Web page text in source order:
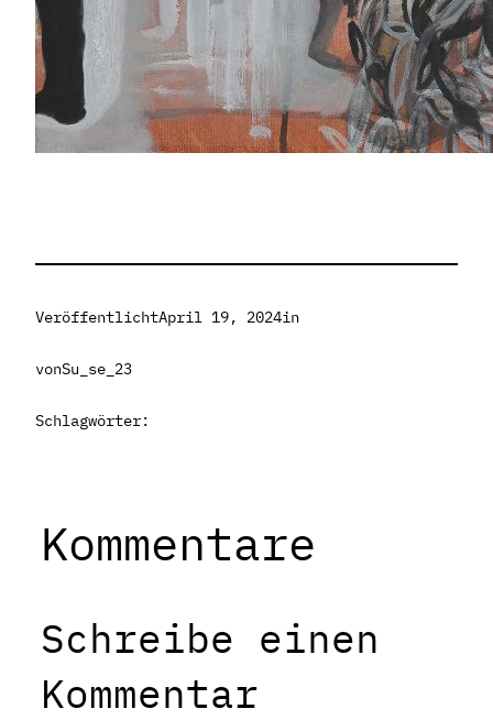
VeröffentlichtApril 19, 2024in
vonSu_se_23
Schlagwörter:
Kommentare
Schreibe einen
Kommentar